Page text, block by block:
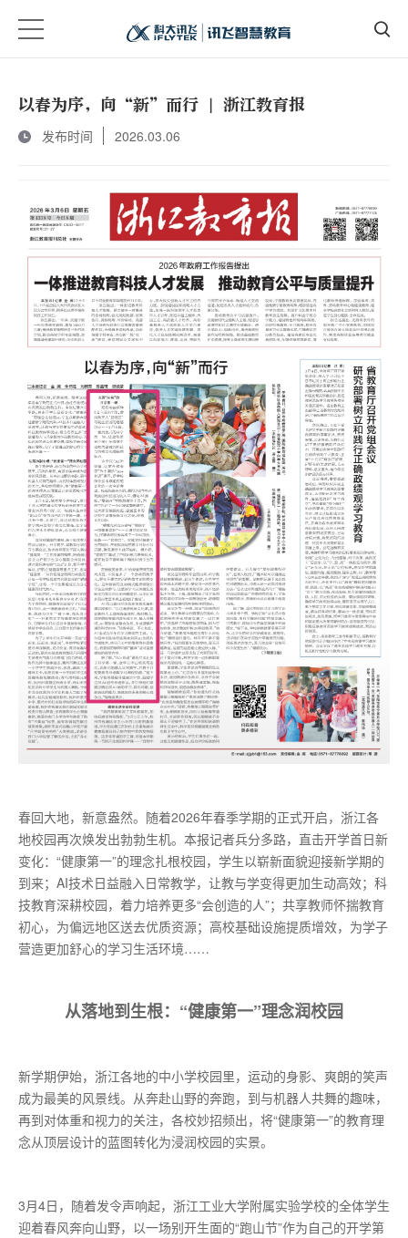
以春为序，向“新”而行 | 浙江教育报
发布时间 2026.03.06
春回大地，新意盎然。随着2026年春季学期的正式开启，浙江各
地校园再次焕发出勃勃生机。本报记者兵分多路，直击开学首日新
变化：“健康第一”的理念扎根校园，学生以崭新面貌迎接新学期的
到来；AI技术日益融入日常教学，让教与学变得更加生动高效；科
技教育深耕校园，着力培养更多“会创造的人”；共享教师怀揣教育
初心，为偏远地区送去优质资源；高校基础设施提质增效，为学子
营造更加舒心的学习生活环境……
从落地到生根：“健康第一”理念润校园
新学期伊始，浙江各地的中小学校园里，运动的身影、爽朗的笑声
成为最美的风景线。从奔赴山野的奔跑，到与机器人共舞的趣味，
再到对体重和视力的关注，各校妙招频出，将“健康第一”的教育理
念从顶层设计的蓝图转化为浸润校园的实景。
3月4日，随着发令声响起，浙江工业大学附属实验学校的全体学生
迎着春风奔向山野，以一场别开生面的“跑山节”作为自己的开学第